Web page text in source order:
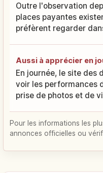
Outre l'observation
places payantes
préfèrent regarder
Aussi à apprécier en
En journée, le site des
voir les performances
prise de photos et de
Pour les informations les
annonces officielles ou